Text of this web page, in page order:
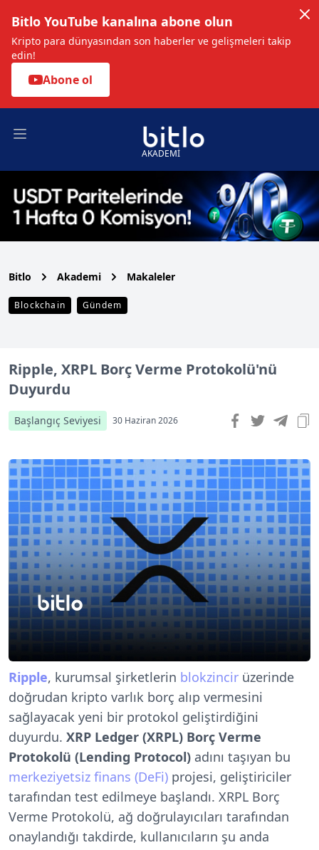
Bitlo YouTube kanalına abone olun
Kripto para dünyasından son haberler ve gelişmeleri takip
edin!
Abone ol
Open main menu
AKADEMİ
Bitlo Akademi Makaleler
Blockchain Gündem
Ripple, XRPL Borç Verme Protokolü'nü
Duyurdu
Başlangıç Seviyesi 30 Haziran 2026
Ripple, kurumsal şirketlerin blokzincir üzerinde
doğrudan kripto varlık borç alıp vermesini
sağlayacak yeni bir protokol geliştirdiğini
duyurdu. XRP Ledger (XRPL) Borç Verme
Protokolü (Lending Protocol) adını taşıyan bu
merkeziyetsiz finans (DeFi) projesi, geliştiriciler
tarafından test edilmeye başlandı. XRPL Borç
Verme Protokolü, ağ doğrulayıcıları tarafından
onaylandığı takdirde, kullanıcıların şu anda